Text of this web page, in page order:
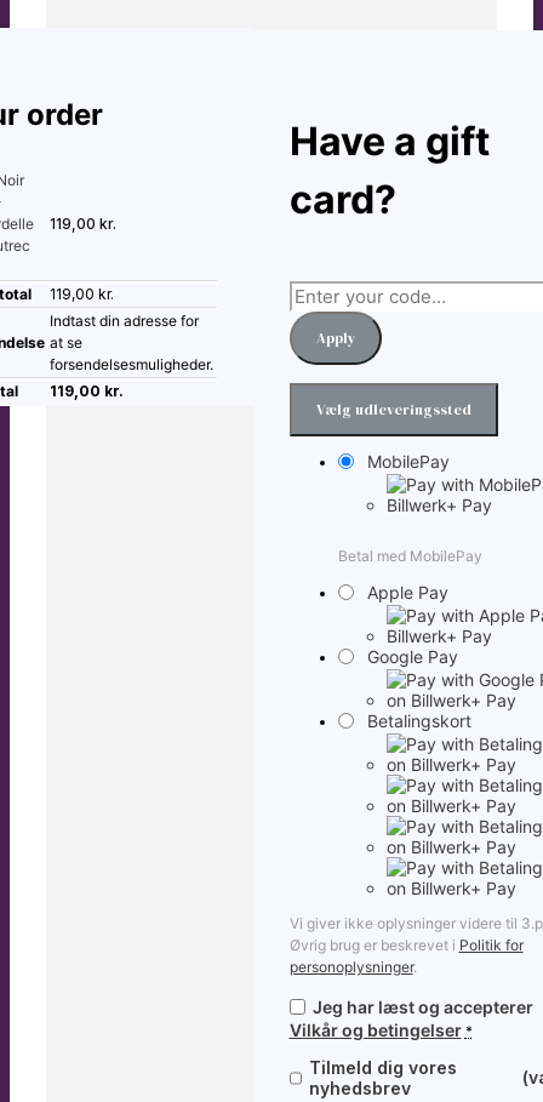
order
119,00 kr.
119,00 kr.
Indtast din adresse for
at se
forsendelsesmuligheder.
119,00 kr.
Have a gift
card?
Apply
MobilePay
Betal med MobilePay
Apple Pay
Google Pay
Betalingskort
Vi giver ikke oplysninger videre til
Øvrig brug er beskrevet i Politik for
personoplysninger.
Jeg har læst og accepterer
Vilkår og betingelser *
Tilmeld dig vores
nyhedsbrev